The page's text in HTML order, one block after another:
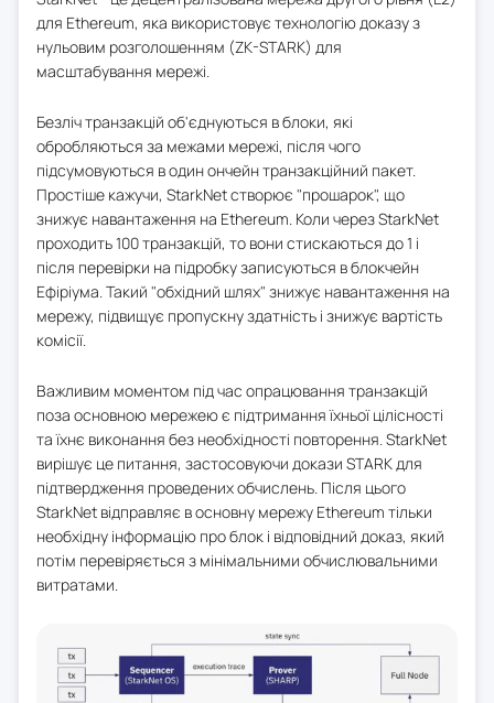
для Ethereum, яка використовує технологію доказу з
нульовим розголошенням (ZK-STARK) для
масштабування мережі.
Безліч транзакцій об'єднуються в блоки, які
обробляються за межами мережі, після чого
підсумовуються в один ончейн транзакційний пакет.
Простіше кажучи, StarkNet створює "прошарок", що
знижує навантаження на Ethereum. Коли через StarkNet
проходить 100 транзакцій, то вони стискаються до 1 і
після перевірки на підробку записуються в блокчейн
Ефіріума. Такий "обхідний шлях" знижує навантаження на
мережу, підвищує пропускну здатність і знижує вартість
комісії.
Важливим моментом під час опрацювання транзакцій
поза основною мережею є підтримання їхньої цілісності
та їхнє виконання без необхідності повторення. StarkNet
вирішує це питання, застосовуючи докази STARK для
підтвердження проведених обчислень. Після цього
StarkNet відправляє в основну мережу Ethereum тільки
необхідну інформацію про блок і відповідний доказ, який
потім перевіряється з мінімальними обчислювальними
витратами.